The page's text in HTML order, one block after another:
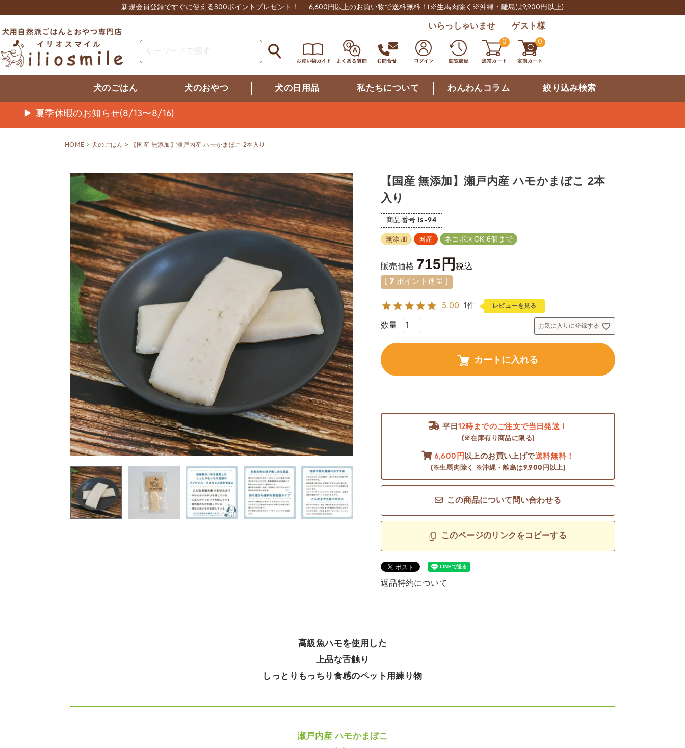
新規会員登録ですぐに使える300ポイントプレゼント！ 6,600円以上のお買い物で送料無料！ (※生馬肉除く※沖縄・離島は9,900円以上)
いらっしゃいませ ゲスト様
0 0
犬のごはん 犬のおやつ 犬の日用品 私たちについて わんわんコラム 絞り込み検索
▶ 夏季休暇のお知らせ(8/13〜8/16)
HOME 犬のごはん 【国産 無添加】瀬戸内産 ハモかまぼこ 2本入り
【国産 無添加】瀬戸内産 ハモかまぼこ 2本
入り
商品番号 is-94
無添加 国産 ネコポスOK 6個まで
販売価格 715 税込
7 ポイント進呈 ]
5.00 1件 レビューを見る
お気に入りに登録する
カートに入れる
平日 12時までのご注文で当日発送！
(※在庫有り商品に限る)
6,600円以上のお買い上げで送料無料！
(※生馬肉除く ※沖縄・離島は9,900円以上)
この商品について問い合わせる
このページのリンクをコピーする
返品特約について
高級魚ハモを使用した
上品な舌触り
しっとりもっちり食感のペット用練り物
瀬戸内産 ハモかまぼこ